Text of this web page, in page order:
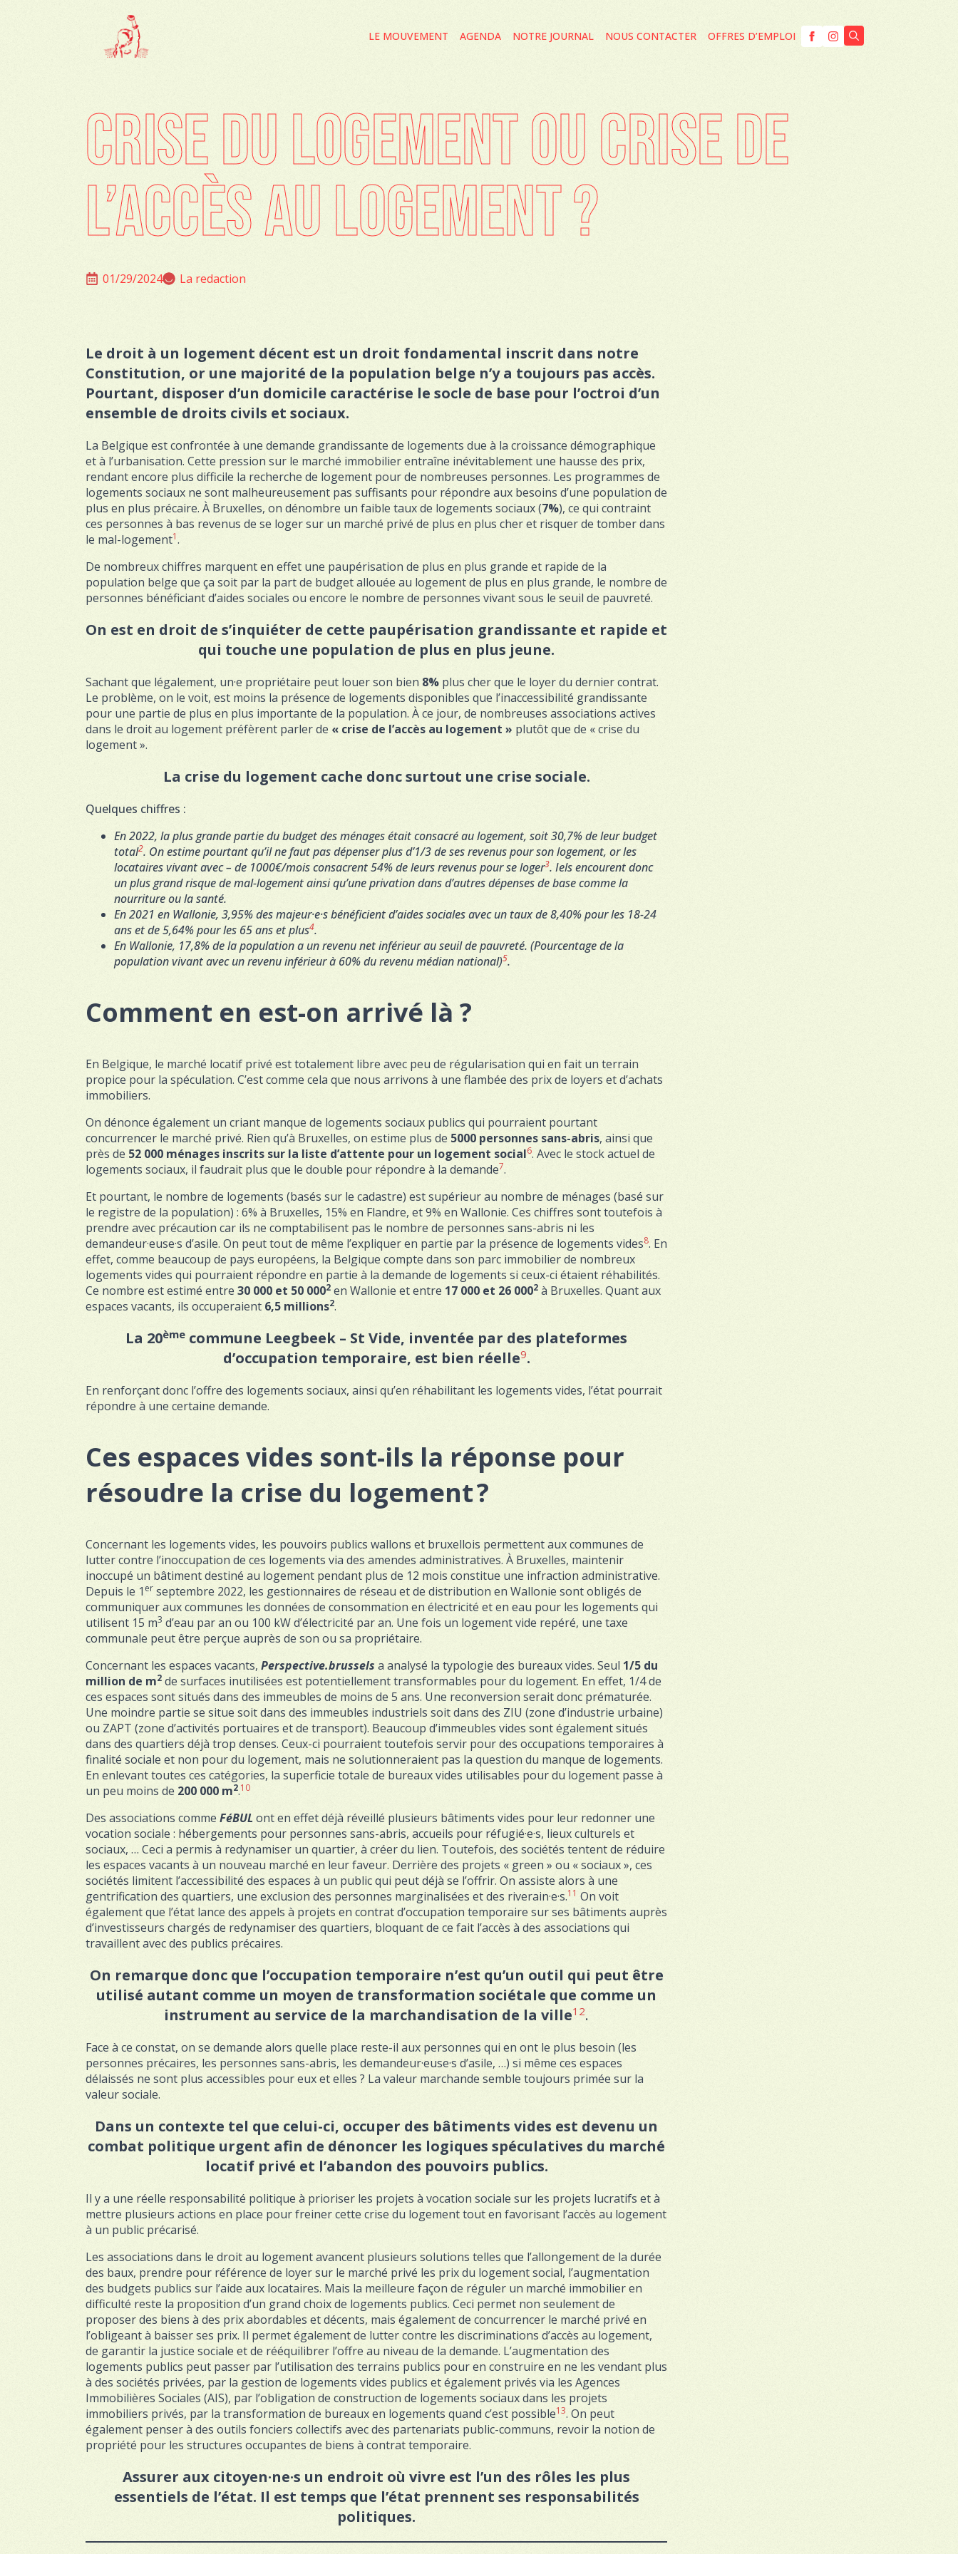
LE MOUVEMENT AGENDA NOTRE JOURNAL NOUS CONTACTER OFFRES D’EMPLOI
CRISE DU LOGEMENT OU CRISE DE
L’ACCÈS AU LOGEMENT ?
01/29/2024 La redaction
Le droit à un logement décent est un droit fondamental inscrit dans notre
Constitution, or une majorité de la population belge n’y a toujours pas accès.
Pourtant, disposer d’un domicile caractérise le socle de base pour l’octroi d’un
ensemble de droits civils et sociaux.
La Belgique est confrontée à une demande grandissante de logements due à la croissance démographique
et à l’urbanisation. Cette pression sur le marché immobilier entraîne inévitablement une hausse des prix,
rendant encore plus difficile la recherche de logement pour de nombreuses personnes. Les programmes de
logements sociaux ne sont malheureusement pas suffisants pour répondre aux besoins d’une population de
plus en plus précaire. À Bruxelles, on dénombre un faible taux de logements sociaux (7%), ce qui contraint
ces personnes à bas revenus de se loger sur un marché privé de plus en plus cher et risquer de tomber dans
le mal-logement1.
De nombreux chiffres marquent en effet une paupérisation de plus en plus grande et rapide de la
population belge que ça soit par la part de budget allouée au logement de plus en plus grande, le nombre de
personnes bénéficiant d’aides sociales ou encore le nombre de personnes vivant sous le seuil de pauvreté.
On est en droit de s’inquiéter de cette paupérisation grandissante et rapide et
qui touche une population de plus en plus jeune.
Sachant que légalement, un·e propriétaire peut louer son bien 8% plus cher que le loyer du dernier contrat.
Le problème, on le voit, est moins la présence de logements disponibles que l’inaccessibilité grandissante
pour une partie de plus en plus importante de la population. À ce jour, de nombreuses associations actives
dans le droit au logement préfèrent parler de « crise de l’accès au logement » plutôt que de « crise du
logement ».
La crise du logement cache donc surtout une crise sociale.
Quelques chiffres :
En 2022, la plus grande partie du budget des ménages était consacré au logement, soit 30,7% de leur budget
total2. On estime pourtant qu’il ne faut pas dépenser plus d’1/3 de ses revenus pour son logement, or les
locataires vivant avec – de 1000€/mois consacrent 54% de leurs revenus pour se loger3. Iels encourent donc
un plus grand risque de mal-logement ainsi qu’une privation dans d’autres dépenses de base comme la
nourriture ou la santé.
En 2021 en Wallonie, 3,95% des majeur·e·s bénéficient d’aides sociales avec un taux de 8,40% pour les 18-24
ans et de 5,64% pour les 65 ans et plus4.
En Wallonie, 17,8% de la population a un revenu net inférieur au seuil de pauvreté. (Pourcentage de la
population vivant avec un revenu inférieur à 60% du revenu médian national)5.
Comment en est-on arrivé là ?
En Belgique, le marché locatif privé est totalement libre avec peu de régularisation qui en fait un terrain
propice pour la spéculation. C’est comme cela que nous arrivons à une flambée des prix de loyers et d’achats
immobiliers.
On dénonce également un criant manque de logements sociaux publics qui pourraient pourtant
concurrencer le marché privé. Rien qu’à Bruxelles, on estime plus de 5000 personnes sans-abris, ainsi que
près de 52 000 ménages inscrits sur la liste d’attente pour un logement social6. Avec le stock actuel de
logements sociaux, il faudrait plus que le double pour répondre à la demande7.
Et pourtant, le nombre de logements (basés sur le cadastre) est supérieur au nombre de ménages (basé sur
le registre de la population) : 6% à Bruxelles, 15% en Flandre, et 9% en Wallonie. Ces chiffres sont toutefois à
prendre avec précaution car ils ne comptabilisent pas le nombre de personnes sans-abris ni les
demandeur·euse·s d’asile. On peut tout de même l’expliquer en partie par la présence de logements vides8. En
effet, comme beaucoup de pays européens, la Belgique compte dans son parc immobilier de nombreux
logements vides qui pourraient répondre en partie à la demande de logements si ceux-ci étaient réhabilités.
Ce nombre est estimé entre 30 000 et 50 0002 en Wallonie et entre 17 000 et 26 0002 à Bruxelles. Quant aux
espaces vacants, ils occuperaient 6,5 millions2.
La 20ème commune Leegbeek – St Vide, inventée par des plateformes
d’occupation temporaire, est bien réelle9.
En renforçant donc l’offre des logements sociaux, ainsi qu’en réhabilitant les logements vides, l’état pourrait
répondre à une certaine demande.
Ces espaces vides sont-ils la réponse pour
résoudre la crise du logement ?
Concernant les logements vides, les pouvoirs publics wallons et bruxellois permettent aux communes de
lutter contre l’inoccupation de ces logements via des amendes administratives. À Bruxelles, maintenir
inoccupé un bâtiment destiné au logement pendant plus de 12 mois constitue une infraction administrative.
Depuis le 1 er septembre 2022, les gestionnaires de réseau et de distribution en Wallonie sont obligés de
communiquer aux communes les données de consommation en électricité et en eau pour les logements qui
utilisent 15 m3 d’eau par an ou 100 kW d’électricité par an. Une fois un logement vide repéré, une taxe
communale peut être perçue auprès de son ou sa propriétaire.
Concernant les espaces vacants, Perspective.brussels a analysé la typologie des bureaux vides. Seul 1/5 du
million de m2 de surfaces inutilisées est potentiellement transformables pour du logement. En effet, 1/4 de
ces espaces sont situés dans des immeubles de moins de 5 ans. Une reconversion serait donc prématurée.
Une moindre partie se situe soit dans des immeubles industriels soit dans des ZIU (zone d’industrie urbaine)
ou ZAPT (zone d’activités portuaires et de transport). Beaucoup d’immeubles vides sont également situés
dans des quartiers déjà trop denses. Ceux-ci pourraient toutefois servir pour des occupations temporaires à
finalité sociale et non pour du logement, mais ne solutionneraient pas la question du manque de logements.
En enlevant toutes ces catégories, la superficie totale de bureaux vides utilisables pour du logement passe à
un peu moins de 200 000 m2.10
Des associations comme FéBUL ont en effet déjà réveillé plusieurs bâtiments vides pour leur redonner une
vocation sociale : hébergements pour personnes sans-abris, accueils pour réfugié·e·s, lieux culturels et
sociaux, … Ceci a permis à redynamiser un quartier, à créer du lien. Toutefois, des sociétés tentent de réduire
les espaces vacants à un nouveau marché en leur faveur. Derrière des projets « green » ou « sociaux », ces
sociétés limitent l’accessibilité des espaces à un public qui peut déjà se l’offrir. On assiste alors à une
gentrification des quartiers, une exclusion des personnes marginalisées et des riverain·e·s.11 On voit
également que l’état lance des appels à projets en contrat d’occupation temporaire sur ses bâtiments auprès
d’investisseurs chargés de redynamiser des quartiers, bloquant de ce fait l’accès à des associations qui
travaillent avec des publics précaires.
On remarque donc que l’occupation temporaire n’est qu’un outil qui peut être
utilisé autant comme un moyen de transformation sociétale que comme un
instrument au service de la marchandisation de la ville12.
Face à ce constat, on se demande alors quelle place reste-il aux personnes qui en ont le plus besoin (les
personnes précaires, les personnes sans-abris, les demandeur·euse·s d’asile, …) si même ces espaces
délaissés ne sont plus accessibles pour eux et elles ? La valeur marchande semble toujours primée sur la
valeur sociale.
Dans un contexte tel que celui-ci, occuper des bâtiments vides est devenu un
combat politique urgent afin de dénoncer les logiques spéculatives du marché
locatif privé et l’abandon des pouvoirs publics.
Il y a une réelle responsabilité politique à prioriser les projets à vocation sociale sur les projets lucratifs et à
mettre plusieurs actions en place pour freiner cette crise du logement tout en favorisant l’accès au logement
à un public précarisé.
Les associations dans le droit au logement avancent plusieurs solutions telles que l’allongement de la durée
des baux, prendre pour référence de loyer sur le marché privé les prix du logement social, l’augmentation
des budgets publics sur l’aide aux locataires. Mais la meilleure façon de réguler un marché immobilier en
difficulté reste la proposition d’un grand choix de logements publics. Ceci permet non seulement de
proposer des biens à des prix abordables et décents, mais également de concurrencer le marché privé en
l’obligeant à baisser ses prix. Il permet également de lutter contre les discriminations d’accès au logement,
de garantir la justice sociale et de rééquilibrer l’offre au niveau de la demande. L’augmentation des
logements publics peut passer par l’utilisation des terrains publics pour en construire en ne les vendant plus
à des sociétés privées, par la gestion de logements vides publics et également privés via les Agences
Immobilières Sociales (AIS), par l’obligation de construction de logements sociaux dans les projets
immobiliers privés, par la transformation de bureaux en logements quand c’est possible13. On peut
également penser à des outils fonciers collectifs avec des partenariats public-communs, revoir la notion de
propriété pour les structures occupantes de biens à contrat temporaire.
Assurer aux citoyen·ne·s un endroit où vivre est l’un des rôles les plus
essentiels de l’état. Il est temps que l’état prennent ses responsabilités
politiques.